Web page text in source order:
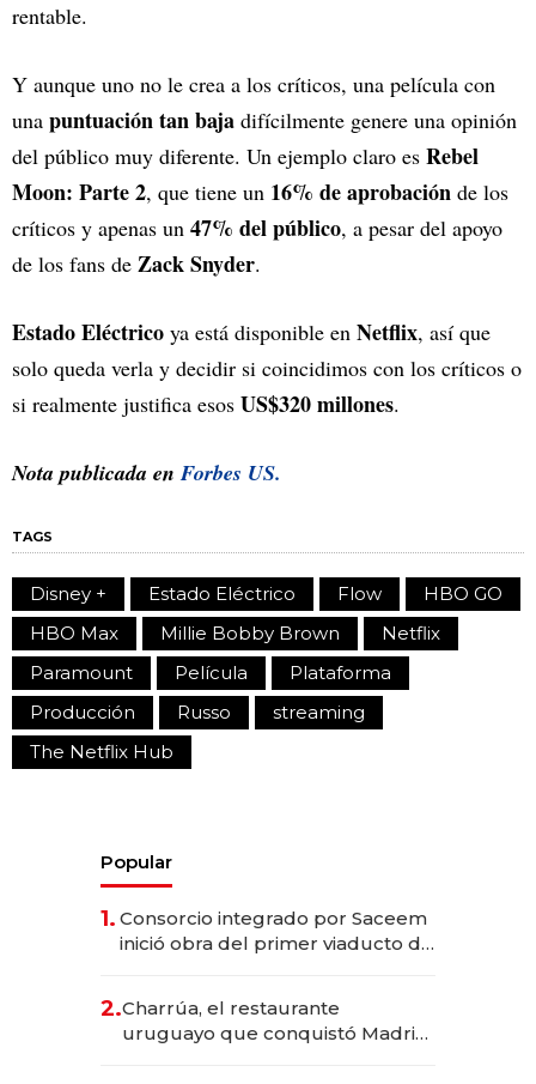
rentable.
Y aunque uno no le crea a los críticos, una película con
una puntuación tan baja difícilmente genere una opinión
del público muy diferente. Un ejemplo claro es Rebel
Moon: Parte 2, que tiene un 16% de aprobación de los
críticos y apenas un 47% del público, a pesar del apoyo
de los fans de Zack Snyder.
Estado Eléctrico ya está disponible en Netflix, así que
solo queda verla y decidir si coincidimos con los críticos o
si realmente justifica esos US$320 millones.
Nota publicada en Forbes US.
TAGS
Disney + Estado Eléctrico Flow
HBO GO
HBO Max
Millie Bobby Brown
Netflix
Paramount
Película
Plataforma
Producción
Russo
streaming
The Netflix Hub
Popular
1. Consorcio integrado por Saceem
inició obra del primer viaducto de
millones
2.Charrúa, el restaurante
uruguayo que conquistó Madrid: